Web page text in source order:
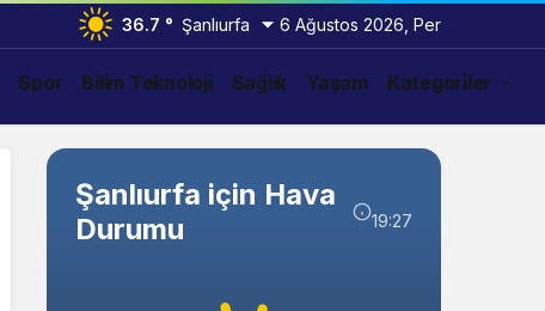
36.7 ° Şanlıurfa 6 Ağustos 2026, Per
Spor Bilim Teknoloji Sağlık Yaşam Kategoriler
Şanlıurfa için Hava
Durumu
19:27